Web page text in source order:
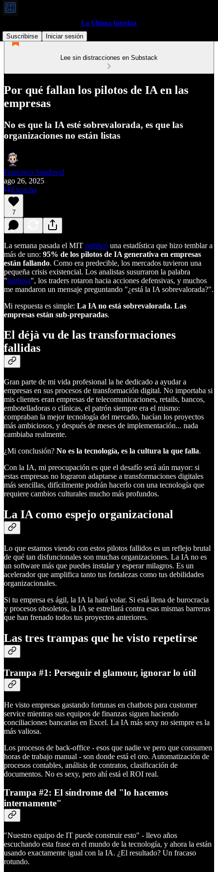
La Última Interfaz
Suscribirse
Iniciar sesión
Lee sin distracciones en Substack
Por qué fallan los pilotos de IA en las
empresas
No es que la IA esté sobrevalorada, es que las
organizaciones no están listas
Francisco Sandoval
ago 26, 2025
Escucha
7
La semana pasada el MIT publicó una estadística que hizo temblar a
más de uno: 95% de los pilotos de IA generativa en empresas
están fallando. Como era predecible, los mercados tuvieron una
pequeña crisis existencial. Los analistas susurraron la palabra
"burbuja", los traders rotaron hacia acciones defensivas, y muchos
me mandaron un mensaje preguntando "¿está la IA sobrevalorada?".
Mi respuesta es simple: La IA no está sobrevalorada. Las
empresas están sub-preparadas.
El déjà vu de las transformaciones
fallidas
Gran parte de mi vida profesional la he dedicado a ayudar a
empresas en sus procesos de transformación digital. No importaba si
mis clientes eran empresas de telecomunicaciones, retails, bancos,
embotelladoras o clínicas, el patrón siempre era el mismo:
compraban la mejor tecnología del mercado, hacían los proyectos
más ambiciosos, y después de meses de implementación... nada
cambiaba realmente.
¿Mi conclusión? No es la tecnología, es la cultura la que falla.
Con la IA, mi preocupación es que el desafío será aún mayor: si
estas empresas no lograron adaptarse a transformaciones digitales
más sencillas, difícilmente podrán hacerlo con una tecnología que
requiere cambios culturales mucho más profundos.
La IA como espejo organizacional
Lo que estamos viendo con estos pilotos fallidos es un reflejo brutal
de qué tan disfuncionales son muchas organizaciones. La IA no es
un software más que puedes instalar y esperar milagros. Es un
acelerador que amplifica tanto tus fortalezas como tus debilidades
organizacionales.
Si tu empresa es ágil, la IA la hará volar. Si está llena de burocracia
y procesos obsoletos, la IA se estrellará contra esas mismas barreras
que han frenado todos tus proyectos anteriores.
Las tres trampas que he visto repetirse
Trampa #1: Perseguir el glamour, ignorar lo útil
He visto empresas gastando fortunas en chatbots para customer
service mientras sus equipos de finanzas siguen haciendo
conciliaciones bancarias en Excel. La IA más sexy no siempre es la
más valiosa.
Los procesos de back-office - esos que nadie ve pero que consumen
horas de trabajo manual - son donde está el oro. Automatización de
procesos contables, análisis de contratos, clasificación de
documentos. No es sexy, pero ahí está el ROI real.
Trampa #2: El síndrome del "lo hacemos
internamente"
"Nuestro equipo de IT puede construir esto" - llevo años
escuchando esta frase en el mundo de la tecnología, y ahora la están
usando exactamente igual con la IA. ¿El resultado? Un fracaso
rotundo.